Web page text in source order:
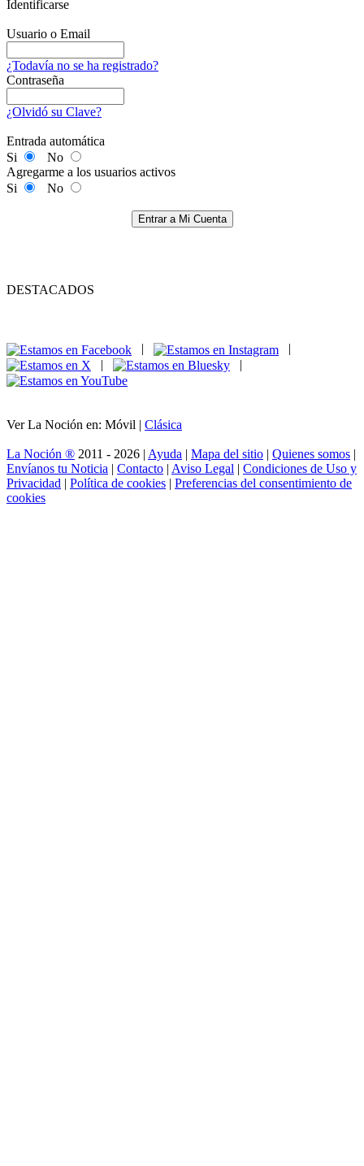
Identificarse
Usuario o Email
¿Todavía no se ha registrado?
Contraseña
¿Olvidó su Clave?
Entrada automática
Si
No
Agregarme a los usuarios activos
Si
No
Entrar a Mi Cuenta
DESTACADOS
|
|
|
|
Ver La Noción en: Móvil | Clásica
La Noción ® 2011 - 2026 | Ayuda | Mapa del sitio | Quienes somos |
Envíanos tu Noticia | Contacto | Aviso Legal | Condiciones de Uso y
Privacidad | Política de cookies | Preferencias del consentimiento de
cookies